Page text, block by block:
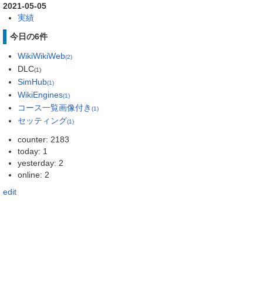
2021-05-05
実績
今日の6件
WikiWikiWeb(2)
DLC(1)
SimHub(1)
WikiEngines(1)
コース一覧画像付き (1)
セッティング(1)
counter: 2183
today: 1
yesterday: 2
online: 2
edit